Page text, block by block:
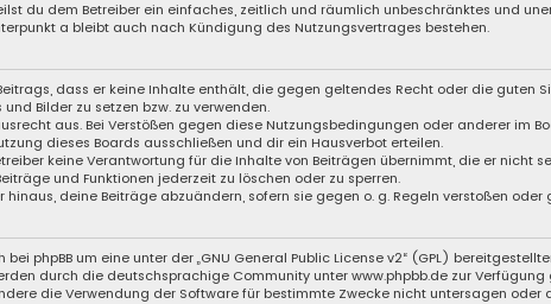
du dem Betreiber ein einfaches, zeitlich und räumlich unbeschränktes und
a bleibt auch nach Kündigung des Nutzungsvertrages bestehen.
dass er keine Inhalte enthält, die gegen geltendes Recht oder die guten
Bilder zu setzen bzw. zu verwenden.
aus. Bei Verstößen gegen diese Nutzungsbedingungen oder anderer im
dieses Boards ausschließen und dir ein Hausverbot erteilen.
keine Verantwortung für die Inhalte von Beiträgen übernimmt, die er
und Funktionen jederzeit zu löschen oder zu sperren.
deine Beiträge abzuändern, sofern sie gegen o. g. Regeln verstoßen
phpBB um eine unter der „GNU General Public License v2“ (GPL)
durch die deutschsprachige Community unterwww.phpbb.de zur Verfügung
die Verwendung der Software für bestimmte Zwecke nicht untersagen oder